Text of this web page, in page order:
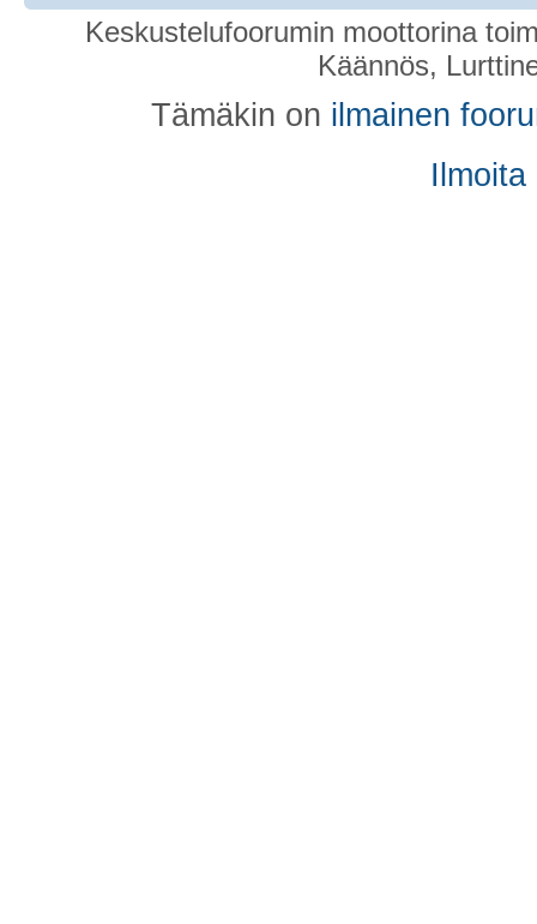
Keskustelufoorumin moottorina
Käännös,
Tämäkin on ilmainen